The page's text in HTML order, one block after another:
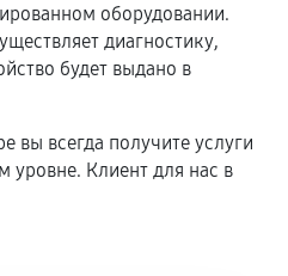
оборудовании.
диагностику,
будет выдано в
вы всегда получите услуги
Клиент для нас в